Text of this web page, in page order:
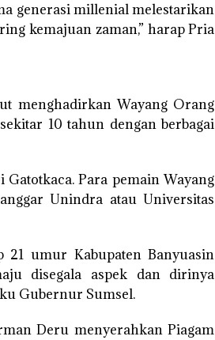
generasi millenial melestarikan
kemajuan zaman,” harap Pria
menghadirkan Wayang Orang
10 tahun dengan berbagai
Para pemain Wayang
Unindra atau Universitas
umur Kabupaten Banyuasin
disegala aspek dan dirinya
Gubernur Sumsel.
Deru menyerahkan Piagam